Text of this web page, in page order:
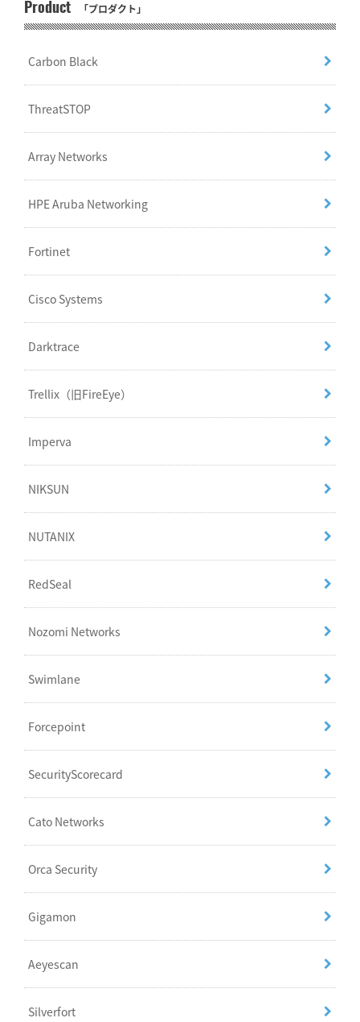
Product 「プロダクト」
Carbon Black
ThreatSTOP
Array Networks
HPE Aruba Networking
Fortinet
Cisco Systems
Darktrace
Trellix（旧FireEye）
Imperva
NIKSUN
NUTANIX
RedSeal
Nozomi Networks
Swimlane
Forcepoint
SecurityScorecard
Cato Networks
Orca Security
Gigamon
Aeyescan
Silverfort